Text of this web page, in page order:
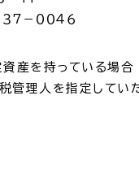
－００４６
産を持っている場合
管理人を指定してい